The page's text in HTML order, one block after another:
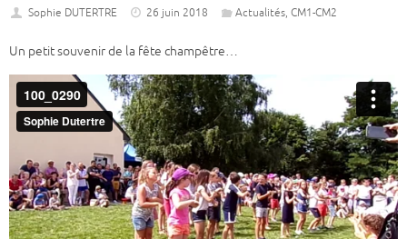
Sophie DUTERTRE 26 juin 2018 Actualités, CM1-CM2
Un petit souvenir de la fête champêtre…